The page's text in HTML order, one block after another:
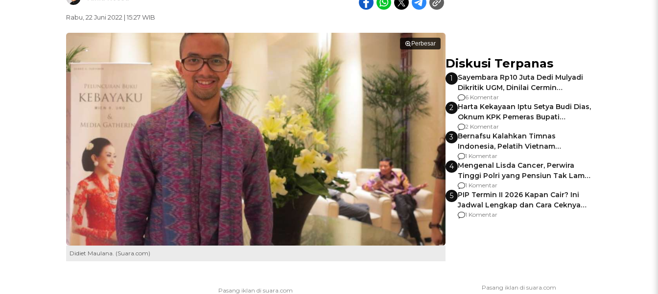
Rabu, 22 Juni 2022 | 15:27 WIB
Perbesar
Didiet Maulana. (Suara.com)
Diskusi Terpanas
1
Sayembara Rp10 Juta Dedi Mulyadi
Dikritik UGM, Dinilai Cermin
Gagalnya Negara Jamin Keamanan
6 Komentar
2 Harta Kekayaan Iptu Setya Budi Dias,
Oknum KPK Pemeras Bupati
Pemalang
2 Komentar
3 Bernafsu Kalahkan Timnas
Indonesia, Pelatih Vietnam
Berencana Pakai Jimat di Pakansari
1 Komentar
4 Mengenal Lisda Cancer, Perwira
Tinggi Polri yang Pensiun Tak Lama
Usai Jadi Brigjen
1 Komentar
5 PIP Termin II 2026 Kapan Cair? Ini
Jadwal Lengkap dan Cara Ceknya
agar Dana Tidak Hangus!
1 Komentar